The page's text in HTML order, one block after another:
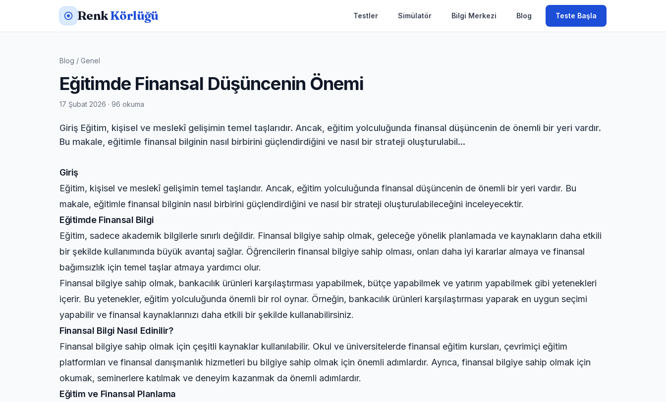
RenkKörlüğü Testler Simülatör Bilgi Merkezi Blog Teste Başla
Blog / Genel
Eğitimde Finansal Düşüncenin Önemi
17 Şubat 2026 · 96 okuma
Giriş Eğitim, kişisel ve meslekî gelişimin temel taşlarıdır. Ancak, eğitim yolculuğunda finansal düşüncenin de önemli bir yeri vardır.
Bu makale, eğitimle finansal bilginin nasıl birbirini güçlendirdiğini ve nasıl bir strateji oluşturulabil...
Giriş
Eğitim, kişisel ve meslekî gelişimin temel taşlarıdır. Ancak, eğitim yolculuğunda finansal düşüncenin de önemli bir yeri vardır. Bu
makale, eğitimle finansal bilginin nasıl birbirini güçlendirdiğini ve nasıl bir strateji oluşturulabileceğini inceleyecektir.
Eğitimde Finansal Bilgi
Eğitim, sadece akademik bilgilerle sınırlı değildir. Finansal bilgiye sahip olmak, geleceğe yönelik planlamada ve kaynakların daha etkili
bir şekilde kullanımında büyük avantaj sağlar. Öğrencilerin finansal bilgiye sahip olması, onları daha iyi kararlar almaya ve finansal
bağımsızlık için temel taşlar atmaya yardımcı olur.
Finansal bilgiye sahip olmak, bankacılık ürünleri karşılaştırması yapabilmek, bütçe yapabilmek ve yatırım yapabilmek gibi yetenekleri
içerir. Bu yetenekler, eğitim yolculuğunda önemli bir rol oynar. Örneğin, bankacılık ürünleri karşılaştırması yaparak en uygun seçimi
yapabilir ve finansal kaynaklarınızı daha etkili bir şekilde kullanabilirsiniz.
Finansal Bilgi Nasıl Edinilir?
Finansal bilgiye sahip olmak için çeşitli kaynaklar kullanılabilir. Okul ve üniversitelerde finansal eğitim kursları, çevrimiçi eğitim
platformları ve finansal danışmanlık hizmetleri bu bilgiye sahip olmak için önemli adımlardır. Ayrıca, finansal bilgiye sahip olmak için
okumak, seminerlere katılmak ve deneyim kazanmak da önemli adımlardır.
Eğitim ve Finansal Planlama